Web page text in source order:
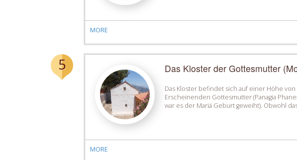
MORE
5 Das Kloster der Gottesmutter
Das Kloster befindet sich auf einer Höhe
Erscheinenden Gottesmutter (Panagia
war es der Mariä Geburt geweiht). Obwohl
MORE